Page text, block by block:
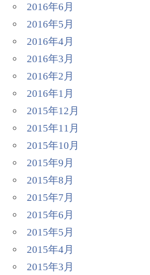
2016年6月
2016年5月
2016年4月
2016年3月
2016年2月
2016年1月
2015年12月
2015年11月
2015年10月
2015年9月
2015年8月
2015年7月
2015年6月
2015年5月
2015年4月
2015年3月